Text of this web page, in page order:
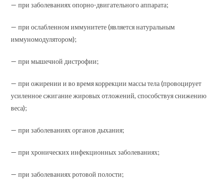
— при заболеваниях опорно-двигательного аппарата;
— при ослабленном иммунитете (является натуральным
иммуномодулятором);
— при мышечной дистрофии;
— при ожирении и во время коррекции массы тела (провоцирует
усиленное сжигание жировых отложений, способствуя снижению
веса);
— при заболеваниях органов дыхания;
— при хронических инфекционных заболеваниях;
— при заболеваниях ротовой полости;